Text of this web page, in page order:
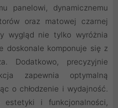
panelowi, dynamicznemu
oraz matowej czarnej
wygląd nie tylko wyróżnia
doskonale komponuje się z
Dodatkowo, precyzyjnie
zapewnia optymalną
o chłodzenie i wydajność.
estetyki i funkcjonalności,